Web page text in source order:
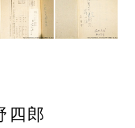
四郎